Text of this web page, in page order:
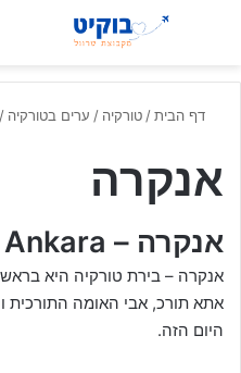
חפשו עבור
דף הבית/ טורקיה / ערים בטורקיה /
אנקרה
אנקרה – Ankara
אנקרה – בירת טורקיה היא
אתא תורכ, אבי האומה התורכית
היום הזה.